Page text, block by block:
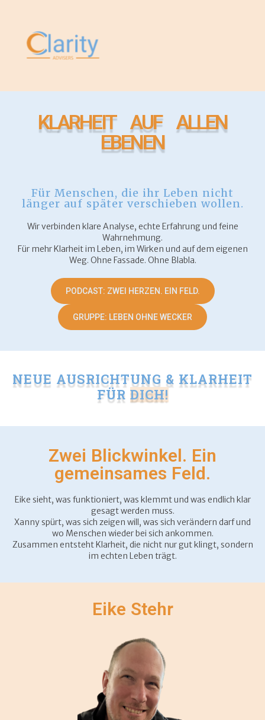
KLARHEIT AUF ALLEN
EBENEN
Für Menschen, die ihr Leben nicht
länger auf später verschieben wollen.
Wir verbinden klare Analyse, echte Erfahrung und feine
Wahrnehmung.
Für mehr Klarheit im Leben, im Wirken und auf dem eigenen
Weg. Ohne Fassade. Ohne Blabla.
PODCAST: ZWEI HERZEN. EIN FELD.
GRUPPE: LEBEN OHNE WECKER
NEUE AUSRICHTUNG & KLARHEIT
FÜR BUSINESS
Zwei Blickwinkel. Ein
gemeinsames Feld.
Eike sieht, was funktioniert, was klemmt und was endlich klar
gesagt werden muss.
Xanny spürt, was sich zeigen will, was sich verändern darf und
wo Menschen wieder bei sich ankommen.
Zusammen entsteht Klarheit, die nicht nur gut klingt, sondern
im echten Leben trägt.
Eike Stehr